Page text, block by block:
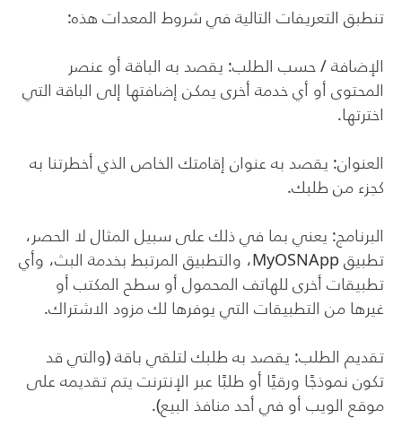
تنطبق التعريفات التالية في شروط المعدات هذه:
الإضافة / حسب الطلب: يقصد به الباقة أو عنصر
المحتوى أو أي خدمة أخرى يمكن إضافتها إلى الباقة التي
اخترتها.
العنوان: يقصد به عنوان إقامتك الخاص الذي أخطرتنا به
كجزء من طلبك.
البرنامج: يعني بما في ذلك على سبيل المثال لا الحصر،
تطبيقMyOSNApp، والتطبيق المرتبط بخدمة البث، وأي
تطبيقات أخرى للهاتف المحمول أو سطح المكتب أو
غيرها من التطبيقات التي يوفرها لك مزود الاشتراك.
تقديم الطلب: يقصد به طلبك لتلقي باقة (والتي قد
تكون نموذجًا ورقيًا أو طلبًا عبر الإنترنت يتم تقديمه على
موقع الويب أو في أحد منافذ البيع).